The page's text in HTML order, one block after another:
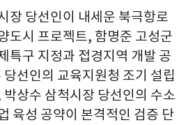
장 당선인이 내세운 북극항로
도시 프로젝트, 함명준 고성군
특구 지정과 접경지역 개발 공
선인의 교육지원청 조기 설립
상수 삼척시장 당선인의 수소
육성 공약이 본격적인 검증 단